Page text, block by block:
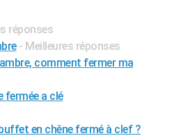
réponses
- Meilleures réponses
comment fermer ma
fermée a clé
en chêne fermé à clef ?